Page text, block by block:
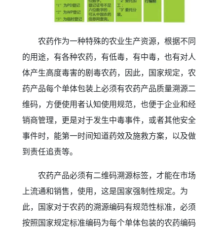
农药作为一种特殊的农业生产资源，根据不同
的用途，有各种农药，有低毒，有中毒，也有对人
体产生高度毒害的剧毒农药，因此，国家规定，农
药产品每个单体包装上必须有农药产品质量溯源二
维码，方便使用者认知使用规范，也便于企业和经
销商管理，更是对于发生中毒事件，或者其他安全
事件时，能第一时间知道药效及施救方案，以及做
到责任追责等。
农药产品必须有二维码溯源标签，才能在市场
上流通和销售，使用，这是国家强制性规定。为
此，国家对于农药的溯源编码有规范性标准，必须
按照国家规定标准编码为每个单体包装的农药编码